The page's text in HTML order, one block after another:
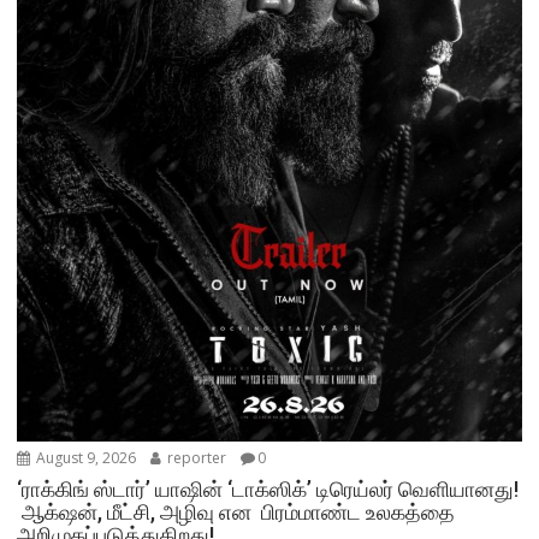
August 9, 2026 reporter 0
‘ராக்கிங் ஸ்டார்’ யாஷின் ‘டாக்ஸிக்’ டிரெய்லர் வெளியானது!
ஆக்‌ஷன், மீட்சி, அழிவு என பிரம்மாண்ட உலகத்தை